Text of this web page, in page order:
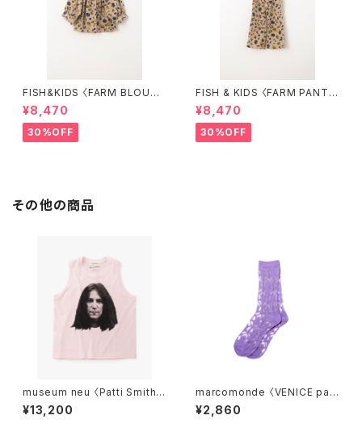
FISH&KIDS 〈FARM BLOUS
E〉
¥8,470
30%OFF
FISH & KIDS 〈FARM PANT
S〉
¥8,470
30%OFF
その他の商品
museum neu 〈Patti Smith T
ank〉
¥13,200
marcomonde 〈VENICE patt
ern〉06
¥2,860